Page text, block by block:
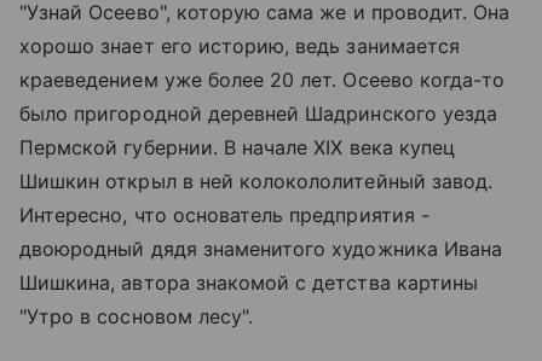
"Узнай Осеево", которую сама же и проводит. Она
хорошо знает его историю, ведь занимается
краеведением уже более 20 лет. Осеево когда-то
было пригородной деревней Шадринского уезда
Пермской губернии. В начале XIX века купец
Шишкин открыл в ней колокололитейный завод.
Интересно, что основатель предприятия -
двоюродный дядя знаменитого художника Ивана
Шишкина, автора знакомой с детства картины
"Утро в сосновом лесу".